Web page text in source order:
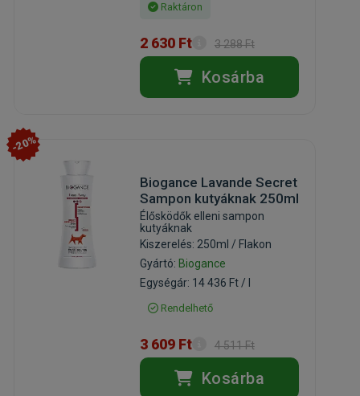
Raktáron
2 630 Ft 3 288 Ft
Kosárba
-20%
Biogance Lavande Secret
Sampon kutyáknak 250ml
Élősködők elleni sampon
kutyáknak
Kiszerelés: 250ml / Flakon
Gyártó: Biogance
Egységár: 14 436 Ft / l
Rendelhető
3 609 Ft 4 511 Ft
Kosárba